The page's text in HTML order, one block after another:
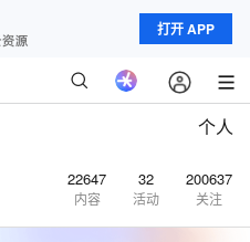
打开 APP
个人
22647
内容
32
活动
200637
关注